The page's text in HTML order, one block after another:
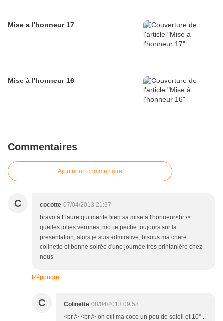
Mise a l'honneur 17
Mise à l'honneur 16
Commentaires
Ajouter un commentaire
C cocotte 07/04/2013 21:37
bravo à Flaure qui merite bien sa mise à l'honneur<br />
quelles jolies verrines, moi je peche toujours sur la
presentation, alors je suis admirative, bisous ma chere
colinette et bonne soirée d'une journée trés printanière chez
nous
Répondre
C Colinette 08/04/2013 09:58
<br /> <br /> oh oui ma coco un peu de soleil et 10° ..